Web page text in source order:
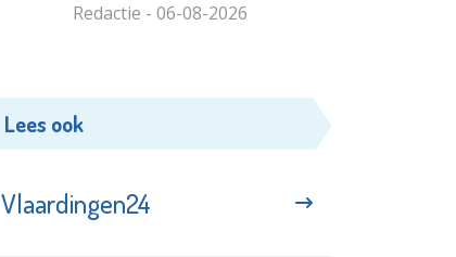
Redactie - 06-08-2026
Lees ook
Vlaardingen24